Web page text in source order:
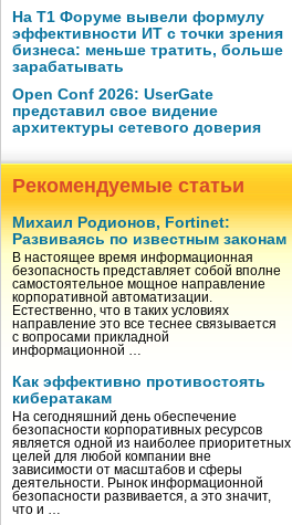
На Т1 Форуме вывели формулу
эффективности ИТ с точки зрения
бизнеса: меньше тратить, больше
зарабатывать
Open Conf 2026: UserGate
представил свое видение
архитектуры сетевого доверия
Рекомендуемые статьи
Михаил Родионов, Fortinet:
Развиваясь по известным законам
В настоящее время информационная
безопасность представляет собой вполне
самостоятельное мощное направление
корпоративной автоматизации.
Естественно, что в таких условиях
направление это все теснее связывается
с вопросами прикладной
информационной …
Как эффективно противостоять
кибератакам
На сегодняшний день обеспечение
безопасности корпоративных ресурсов
является одной из наиболее приоритетных
целей для любой компании вне
зависимости от масштабов и сферы
деятельности. Рынок информационной
безопасности развивается, а это значит,
что и …